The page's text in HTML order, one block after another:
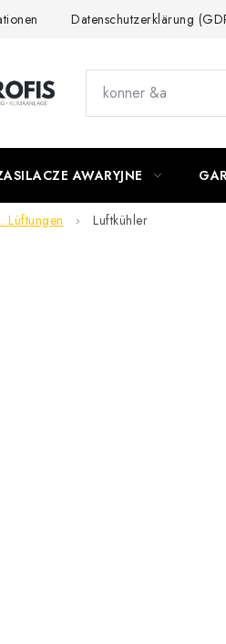
Datenschutzerklärung
AWARYJNE
Lüftungen Luftkühler